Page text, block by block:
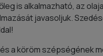
is alkalmazható, az
javasoljuk.
a köröm szépségének